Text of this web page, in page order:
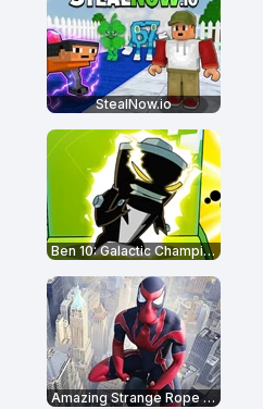
StealNow.io
Ben 10: Galactic Champions
Amazing Strange Rope Police